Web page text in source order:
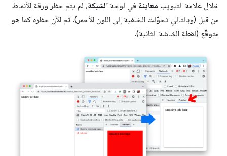
خلال علامة التبويب معاينة في لوحة الشبكة، لم يتم حظر ورقة الأنماط
من قبل (وبالتالي تحوّلت الخلفية إلى اللون الأحمر). تم الآن حظره كما هو
متوقّع (لقطة الشاشة الثانية).